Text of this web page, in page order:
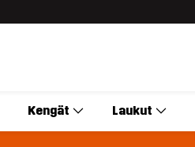
Kengät Laukut